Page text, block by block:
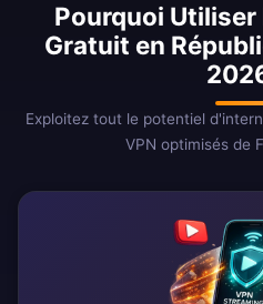
Pourquoi Utiliser
Gratuit en
Exploitez tout le potentiel
VPN optimisés de